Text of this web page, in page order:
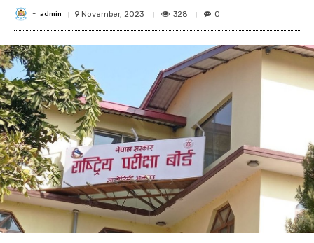
- admin 9 November, 2023 328 0